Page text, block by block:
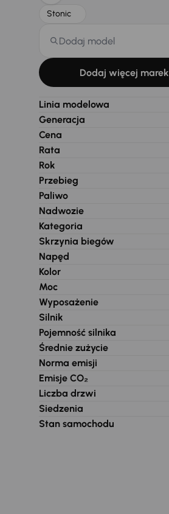
Stonic
Dodaj model
Dodaj więcej marek
Linia modelowa
Generacja
Cena
Rata
Rok
Przebieg
Paliwo
Nadwozie
Kategoria
Skrzynia biegów
Napęd
Kolor
Moc
Wyposażenie
Silnik
Pojemność silnika
Średnie zużycie
Norma emisji
Emisje CO₂
Liczba drzwi
Siedzenia
Stan samochodu